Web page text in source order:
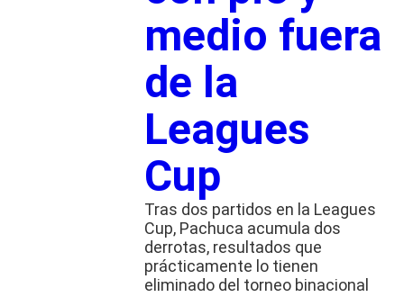
medio fuera
de la
Leagues
Cup
Tras dos partidos en la Leagues
Cup, Pachuca acumula dos
derrotas, resultados que
prácticamente lo tienen
eliminado del torneo binacional